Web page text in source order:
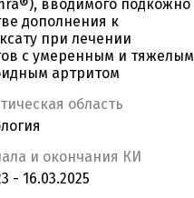
вводимого подкожно
дополнения к
при лечении
с умеренным и тяжелым
артритом
область
и окончания КИ
- 16.03.2025